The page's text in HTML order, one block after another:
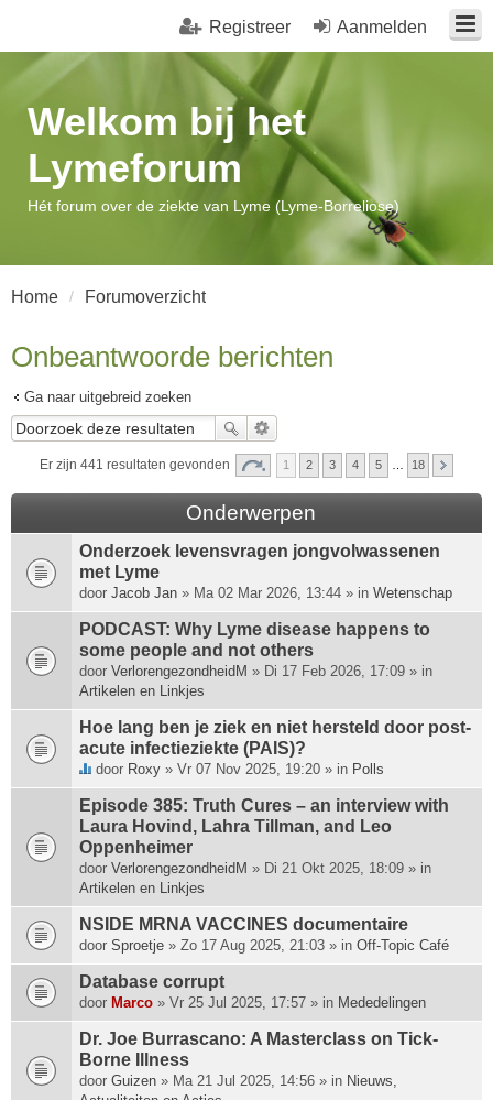
Aanmelden
Registreer
Welkom bij het
Lymeforum
Hét forum over de ziekte van Lyme (Lyme-Borreliose)
Home Forumoverzicht
Onbeantwoorde berichten
Ga naar uitgebreid zoeken
Er zijn 441 resultaten gevonden 1 2 3 4 5 18
Onderwerpen
Onderzoek levensvragen jongvolwassenen
met Lyme
door Jacob Jan » Ma 02 Mar 2026, 13:44 » in Wetenschap
PODCAST: Why Lyme disease happens to
some people and not others
door VerlorengezondheidM » Di 17 Feb 2026, 17:09 » in
Artikelen en Linkjes
Hoe lang ben je ziek en niet hersteld door post-
acute infectieziekte (PAIS)?
i
t
o
n
d
r
w
e
r
p
h
e
e
f
door Roxy » Vr 07 Nov 2025, 19:20 » in Polls
Episode 385: Truth Cures – an interview with
Laura Hovind, Lahra Tillman, and Leo
Oppenheimer
door VerlorengezondheidM » Di 21 Okt 2025, 18:09 » in
Artikelen en Linkjes
NSIDE MRNA VACCINES documentaire
door Sproetje » Zo 17 Aug 2025, 21:03 » in Off-Topic Café
Database corrupt
door Marco » Vr 25 Jul 2025, 17:57 » in Mededelingen
Dr. Joe Burrascano: A Masterclass on Tick-
Borne Illness
door Guizen » Ma 21 Jul 2025, 14:56 » in Nieuws,